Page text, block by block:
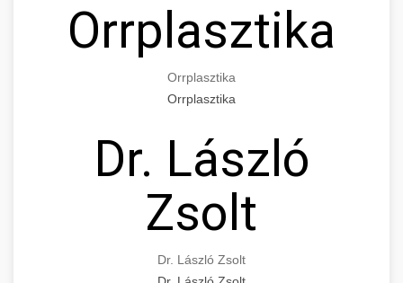
Orrplasztika
Orrplasztika
Orrplasztika
Dr. László
Zsolt
Dr. László Zsolt